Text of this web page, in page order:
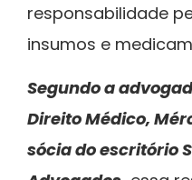
responsabilidade
insumos e
Segundo a
Direito Médico,
sócia do escritório